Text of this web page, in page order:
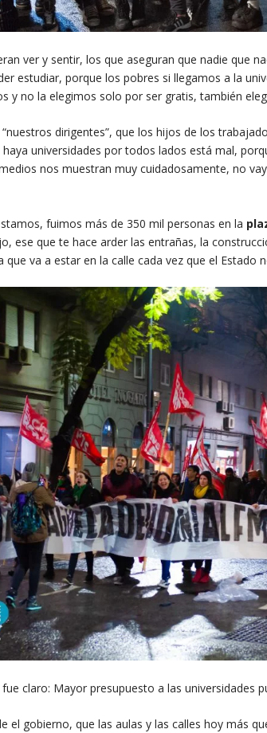
ver y sentir, los que aseguran que nadie que
estudiar, porque los pobres si llegamos a la
y no la elegimos solo por ser gratis, también
dirigentes”, que los hijos de los
haya universidades por todos lados está mal,
nos muestran muy cuidadosamente, no
fuimos más de 350 mil personas en la
ese que te hace arder las entrañas, la
que va a estar en la calle cada vez que el Estado
claro: Mayor presupuesto a las universidades
el gobierno, que las aulas y las calles hoy más